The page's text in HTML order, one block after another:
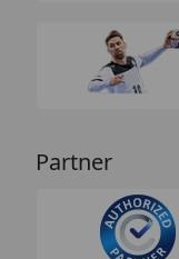
Partner